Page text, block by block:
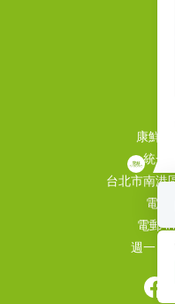
康鮮
統一
台北市南港
電話
電郵
週一～